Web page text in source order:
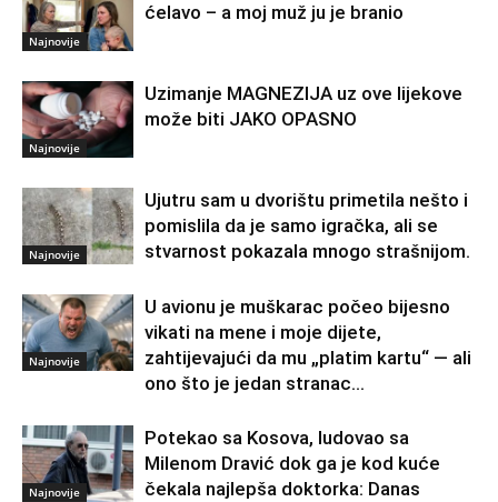
Najnovije
ćelavo – a moj muž ju je branio
Najnovije
Uzimanje MAGNEZIJA uz ove lijekove
može biti JAKO OPASNO
Najnovije
Ujutru sam u dvorištu primetila nešto i
pomislila da je samo igračka, ali se
stvarnost pokazala mnogo strašnijom.
Najnovije
U avionu je muškarac počeo bijesno
vikati na mene i moje dijete,
zahtijevajući da mu „platim kartu“ — ali
ono što je jedan stranac...
Najnovije
Potekao sa Kosova, ludovao sa
Milenom Dravić dok ga je kod kuće
čekala najlepša doktorka: Danas